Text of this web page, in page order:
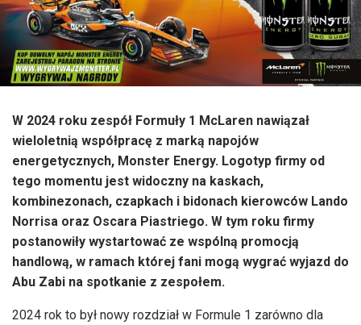
W 2024 roku zespół Formuły 1 McLaren nawiązał
wieloletnią współpracę z marką napojów
energetycznych, Monster Energy. Logotyp firmy od
tego momentu jest widoczny na kaskach,
kombinezonach, czapkach i bidonach kierowców Lando
Norrisa oraz Oscara Piastriego. W tym roku firmy
postanowiły wystartować ze wspólną promocją
handlową, w ramach której fani mogą wygrać wyjazd do
Abu Zabi na spotkanie z zespołem.
2024 rok to był nowy rozdział w Formule 1 zarówno dla